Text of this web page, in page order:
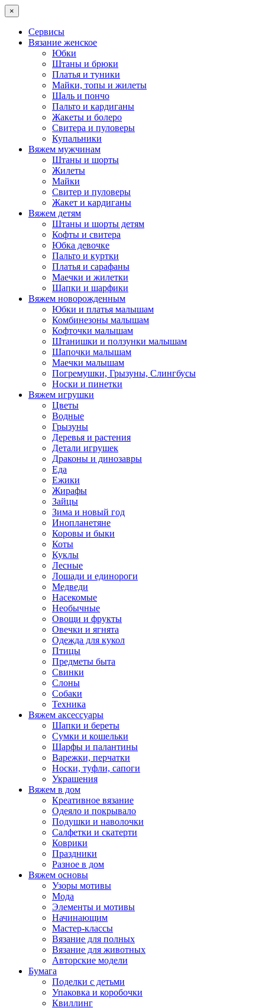
×
Сервисы
Вязание женское
Юбки
Штаны и брюки
Платья и туники
Майки, топы и жилеты
Шаль и пончо
Пальто и кардиганы
Жакеты и болеро
Свитера и пуловеры
Купальники
Вяжем мужчинам
Штаны и шорты
Жилеты
Майки
Свитер и пуловеры
Жакет и кардиганы
Вяжем детям
Штаны и шорты детям
Кофты и свитера
Юбка девочке
Пальто и куртки
Платья и сарафаны
Маечки и жилетки
Шапки и шарфики
Вяжем новорожденным
Юбки и платья малышам
Комбинезоны малышам
Кофточки малышам
Штанишки и ползунки малышам
Шапочки малышам
Маечки малышам
Погремушки, Грызуны, Слингбусы
Носки и пинетки
Вяжем игрушки
Цветы
Водные
Грызуны
Деревья и растения
Детали игрушек
Драконы и динозавры
Еда
Ежики
Жирафы
Зайцы
Зима и новый год
Инопланетяне
Коровы и быки
Коты
Куклы
Лесные
Лошади и единороги
Медведи
Насекомые
Необычные
Овощи и фрукты
Овечки и ягнята
Одежда для кукол
Птицы
Предметы быта
Свинки
Слоны
Собаки
Техника
Вяжем аксессуары
Шапки и береты
Сумки и кошельки
Шарфы и палантины
Варежки, перчатки
Носки, туфли, сапоги
Украшения
Вяжем в дом
Креативное вязание
Одеяло и покрывало
Подушки и наволочки
Салфетки и скатерти
Коврики
Праздники
Разное в дом
Вяжем основы
Узоры мотивы
Мода
Элементы и мотивы
Начинающим
Мастер-классы
Вязание для полных
Вязание для животных
Авторские модели
Бумага
Поделки с детьми
Упаковка и коробочки
Квиллинг